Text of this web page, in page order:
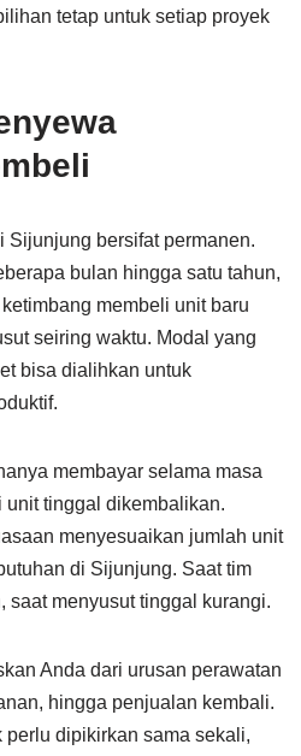
tetap untuk setiap proyek
Sijunjung bersifat permanen.
bulan hingga satu tahun,
membeli unit baru
seiring waktu. Modal yang
bisa dialihkan untuk
membayar selama masa
tinggal dikembalikan.
menyesuaikan jumlah unit
di Sijunjung. Saat tim
saat menyusut tinggal kurangi.
Anda dari urusan perawatan
hingga penjualan kembali.
perlu dipikirkan sama sekali,